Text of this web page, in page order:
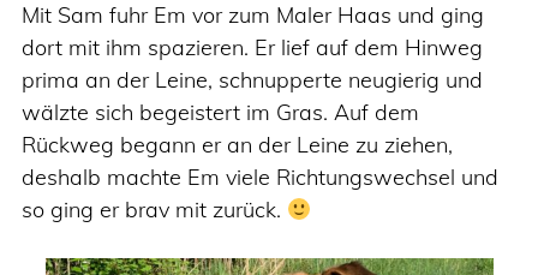
Mit Sam fuhr Em vor zum Maler Haas und ging
dort mit ihm spazieren. Er lief auf dem Hinweg
prima an der Leine, schnupperte neugierig und
wälzte sich begeistert im Gras. Auf dem
Rückweg begann er an der Leine zu ziehen,
deshalb machte Em viele Richtungswechsel und
so ging er brav mit zurück.